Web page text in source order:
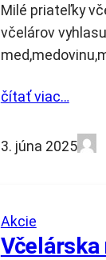
Milé priateľky
včelárov
čítať viac…
3. júna 2025
Akcie
Včelárska